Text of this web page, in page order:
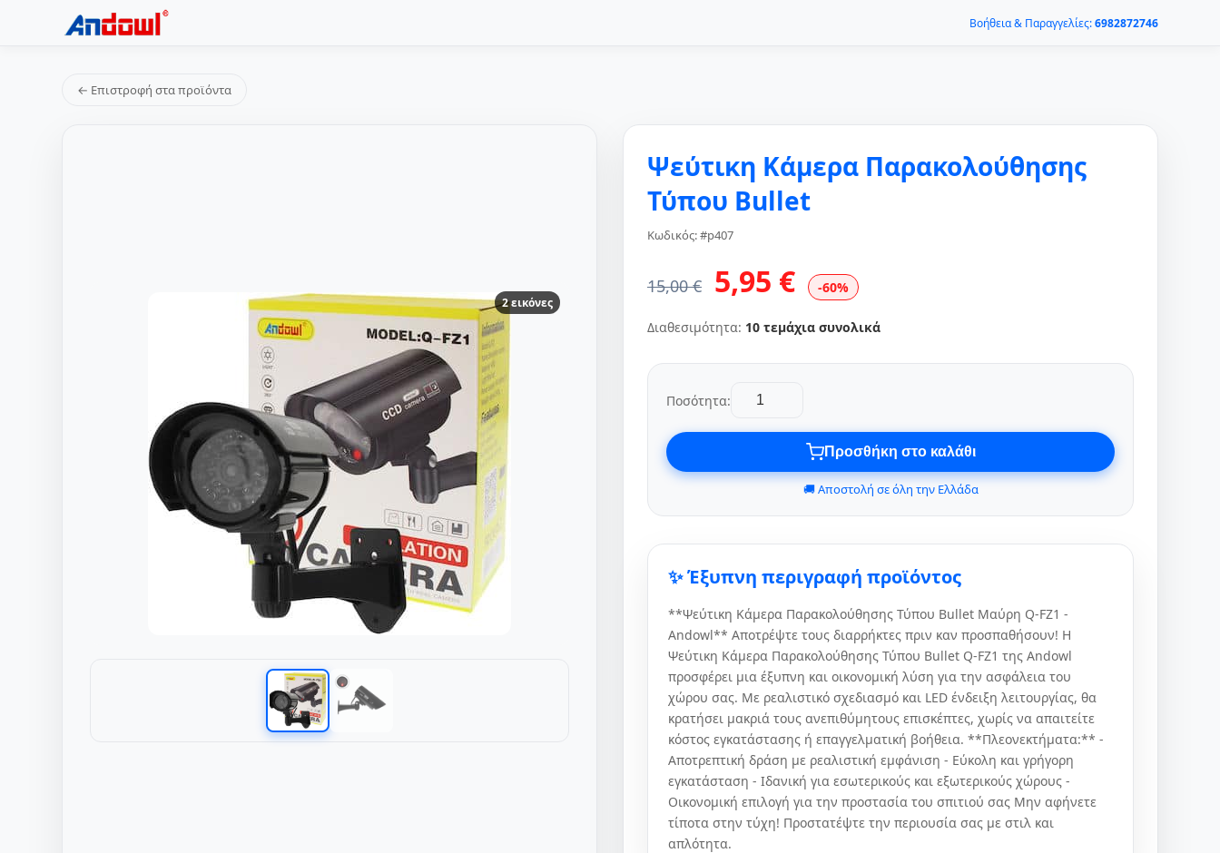
Βοήθεια & Παραγγελίες:6982872746
← Επιστροφή στα προϊόντα
2 εικόνες
Ψεύτικη Κάμερα Παρακολούθησης
Τύπου Bullet
Κωδικός: #p407
15,00 € 5,95 € -60%
Διαθεσιμότητα: 10 τεμάχια συνολικά
Ποσότητα:
Προσθήκη στο καλάθι
🚚 Αποστολή σε όλη την Ελλάδα
✨ Έξυπνη περιγραφή προϊόντος
**Ψεύτικη Κάμερα Παρακολούθησης Τύπου Bullet Μαύρη Q-FZ1 -
Andowl** Αποτρέψτε τους διαρρήκτες πριν καν προσπαθήσουν! Η
Ψεύτικη Κάμερα Παρακολούθησης Τύπου Bullet Q-FZ1 της Andowl
προσφέρει μια έξυπνη και οικονομική λύση για την ασφάλεια του
χώρου σας. Με ρεαλιστικό σχεδιασμό και LED ένδειξη λειτουργίας, θα
κρατήσει μακριά τους ανεπιθύμητους επισκέπτες, χωρίς να απαιτείτε
κόστος εγκατάστασης ή επαγγελματική βοήθεια. **Πλεονεκτήματα:** -
Αποτρεπτική δράση με ρεαλιστική εμφάνιση - Εύκολη και γρήγορη
εγκατάσταση - Ιδανική για εσωτερικούς και εξωτερικούς χώρους -
Οικονομική επιλογή για την προστασία του σπιτιού σας Μην αφήνετε
τίποτα στην τύχη! Προστατέψτε την περιουσία σας με στιλ και
απλότητα.